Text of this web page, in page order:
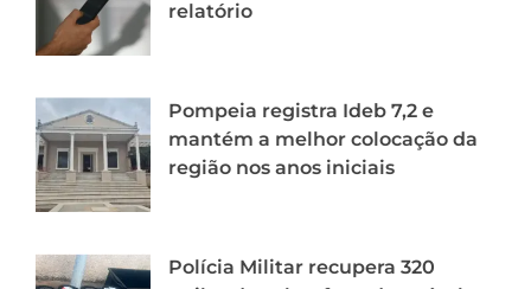
relatório
Pompeia registra Ideb 7,2 e
mantém a melhor colocação da
região nos anos iniciais
Polícia Militar recupera 320